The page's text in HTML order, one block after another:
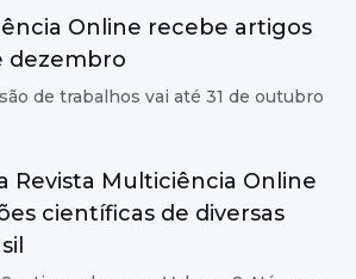
Online recebe artigos
dezembro
de trabalhos vai até 31 de outubro
Revista Multiciência Online
científicas de diversas